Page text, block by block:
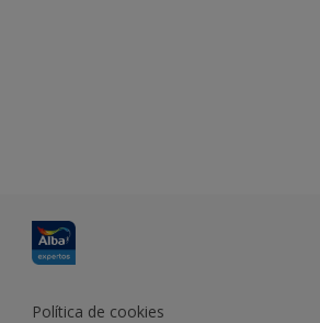
Política de cookies